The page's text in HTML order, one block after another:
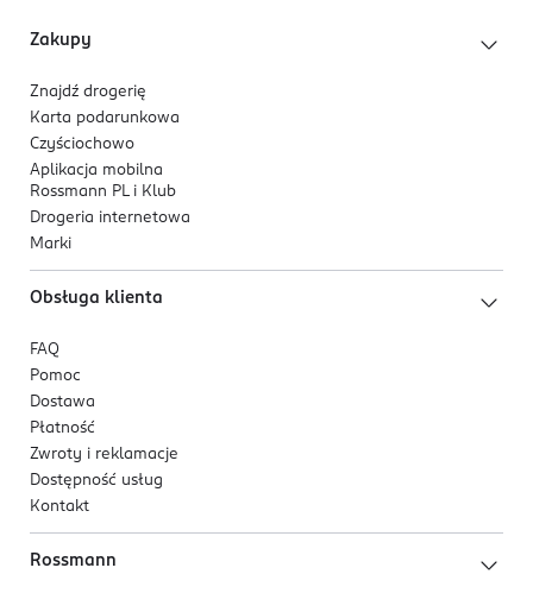
Zakupy
Znajdź drogerię
Karta podarunkowa
Czyściochowo
Aplikacja mobilna
Rossmann PL i Klub
Drogeria internetowa
Marki
Obsługa klienta
FAQ
Pomoc
Dostawa
Płatność
Zwroty i reklamacje
Dostępność usług
Kontakt
Rossmann